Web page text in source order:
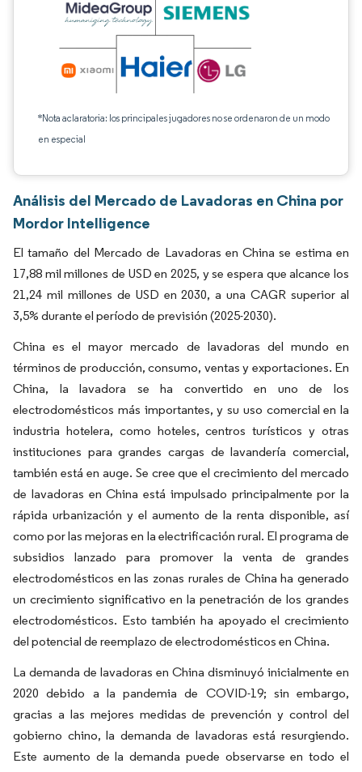
*Nota aclaratoria: los principales jugadores no se ordenaron de un modo
en especial
Análisis del Mercado de Lavadoras en China por
Mordor Intelligence
El tamaño del Mercado de Lavadoras en China se estima en
17,88 mil millones de USD en 2025, y se espera que alcance los
21,24 mil millones de USD en 2030, a una CAGR superior al
3,5% durante el período de previsión (2025-2030).
China es el mayor mercado de lavadoras del mundo en
términos de producción, consumo, ventas y exportaciones. En
China, la lavadora se ha convertido en uno de los
electrodomésticos más importantes, y su uso comercial en la
industria hotelera, como hoteles, centros turísticos y otras
instituciones para grandes cargas de lavandería comercial,
también está en auge. Se cree que el crecimiento del mercado
de lavadoras en China está impulsado principalmente por la
rápida urbanización y el aumento de la renta disponible, así
como por las mejoras en la electrificación rural. El programa de
subsidios lanzado para promover la venta de grandes
electrodomésticos en las zonas rurales de China ha generado
un crecimiento significativo en la penetración de los grandes
electrodomésticos. Esto también ha apoyado el crecimiento
del potencial de reemplazo de electrodomésticos en China.
La demanda de lavadoras en China disminuyó inicialmente en
2020 debido a la pandemia de COVID-19; sin embargo,
gracias a las mejores medidas de prevención y control del
gobierno chino, la demanda de lavadoras está resurgiendo.
Este aumento de la demanda puede observarse en todo el